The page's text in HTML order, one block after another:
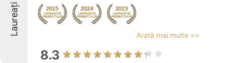
Laureați Arată mai multe >>
8.3